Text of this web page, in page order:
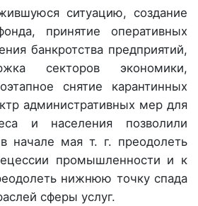
ситуацию, создание
принятие оперативных
банкротства предприятий,
секторов экономики,
снятие карантинных
административных мер для
и населения позволили
начале мая т. г. преодолеть
промышленности и к
нижнюю точку спада
сферы услуг.